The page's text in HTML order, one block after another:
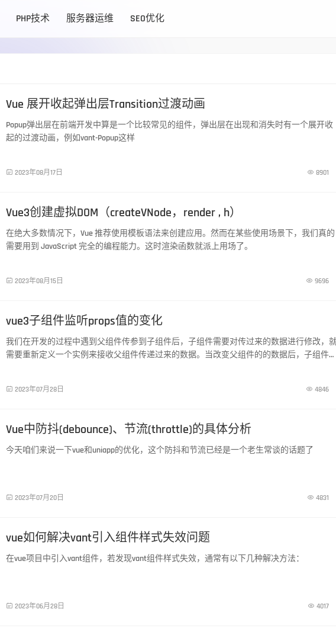
PHP技术 服务器运维 SEO优化
Vue 展开收起弹出层Transition过渡动画
Popup弹出层在前端开发中算是一个比较常见的组件，弹出层在出现和消失时有一个展开收
起的过渡动画，例如vant-Popup这样
 2023年08月17日  8901
Vue3创建虚拟DOM（createVNode，render , h）
在绝大多数情况下，Vue 推荐使用模板语法来创建应用。然而在某些使用场景下，我们真的
需要用到 JavaScript 完全的编程能力。这时渲染函数就派上用场了。
 2023年08月15日  9696
vue3子组件监听props值的变化
我们在开发的过程中遇到父组件传参到子组件后，子组件需要对传过来的数据进行修改，
需要重新定义一个实例来接收父组件传递过来的数据。当改变父组件的的数据后，子组件
 2023年07月28日  4846
Vue中防抖(debounce)、节流(throttle)的具体分析
今天咱们来说一下vue和uniapp的优化，这个防抖和节流已经是一个老生常谈的话题了
 2023年07月20日  4831
vue如何解决vant引入组件样式失效问题
在vue项目中引入vant组件，若发现vant组件样式失效，通常有以下几种解决方法：
 2023年06月28日  4017